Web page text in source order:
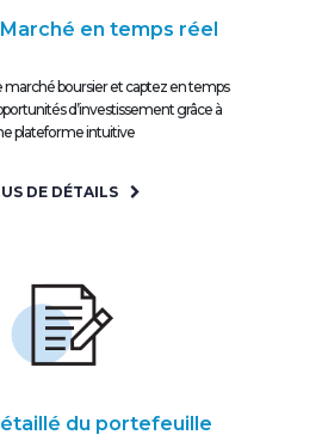
en temps réel
marché boursier et captez en temps
d’investissement grâce à
plateforme intuitive
DE DÉTAILS
du portefeuille